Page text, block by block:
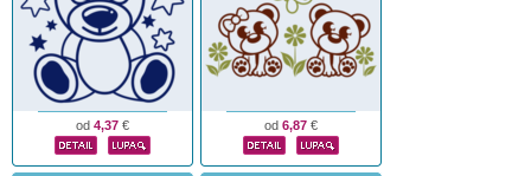
od 4,37 € od 6,87 €